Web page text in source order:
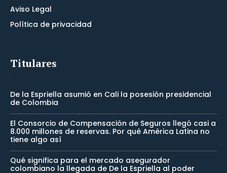
Aviso Legal
Política de privacidad
Titulares
De la Espriella asumió en Cali la posesión presidencial
de Colombia
El Consorcio de Compensación de Seguros llegó casi a
8.000 millones de reservas. Por qué América Latina no
tiene algo así
Qué significa para el mercado asegurador
colombiano la llegada de De la Espriella al poder